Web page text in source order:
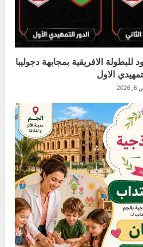
للبطولة الافريقية بمجابهة دجوليبا
الاول